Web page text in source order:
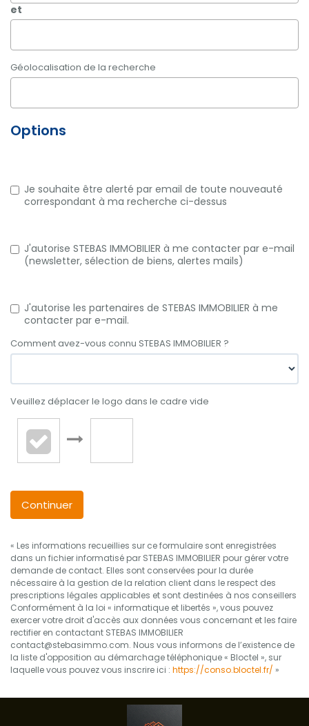
et
Géolocalisation de la recherche
Options
Je souhaite être alerté par email de toute nouveauté
correspondant à ma recherche ci-dessus
J'autorise STEBAS IMMOBILIER à me contacter par e-mail
(newsletter, sélection de biens, alertes mails)
J'autorise les partenaires de STEBAS IMMOBILIER à me
contacter par e-mail.
Comment avez-vous connu STEBAS IMMOBILIER ?
Veuillez déplacer le logo dans le cadre vide
Continuer
« Les informations recueillies sur ce formulaire sont enregistrées
dans un fichier informatisé par STEBAS IMMOBILIER pour gérer votre
demande de contact. Elles sont conservées pour la durée
nécessaire à la gestion de la relation client dans le respect des
prescriptions légales applicables et sont destinées à nos conseillers
Conformément à la loi « informatique et libertés », vous pouvez
exercer votre droit d'accès aux données vous concernant et les faire
rectifier en contactant STEBAS IMMOBILIER
contact@stebasimmo.com. Nous vous informons de l’existence de
la liste d'opposition au démarchage téléphonique « Bloctel », sur
laquelle vous pouvez vous inscrire ici : https://conso.bloctel.fr/ »